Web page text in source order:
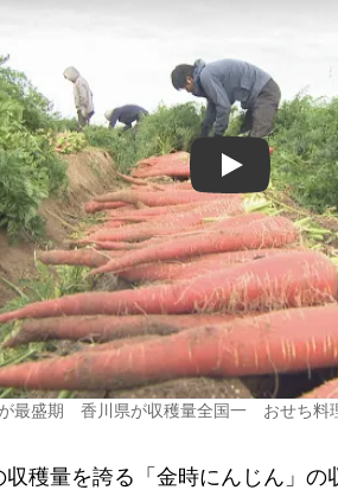
Play
が最盛期 香川県が収穫量全国一 おせち料
穫量を誇る「金時にんじん」の